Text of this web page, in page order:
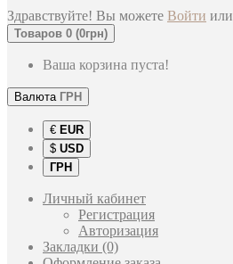
Здравствуйте! Вы можете Войти или
Товаров 0 (0грн)
Ваша корзина пуста!
Валюта ГРН
€ EUR
$ USD
ГРН
Личный кабинет
Регистрация
Авторизация
Закладки (0)